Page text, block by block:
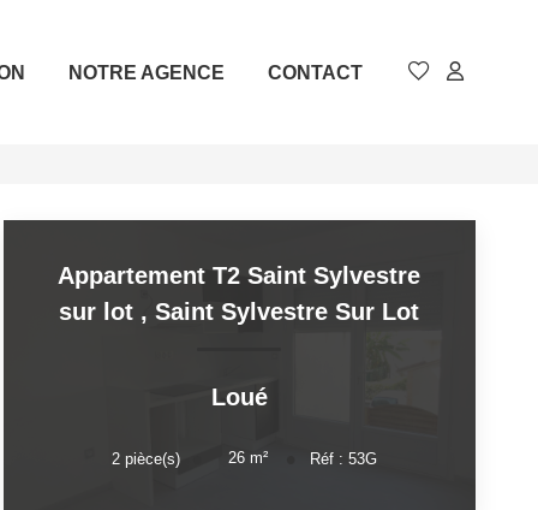
NOTRE AGENCE CONTACT
Appartement T2 Saint Sylvestre
sur lot ,Saint Sylvestre Sur Lot
Loué
2 pièce(s) 26 m² Réf : 53G